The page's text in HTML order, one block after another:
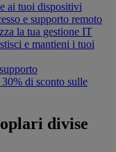
ai tuoi dispositivi
e supporto remoto
la tua gestione IT
e mantieni i tuoi
30% di sconto sulle
divise